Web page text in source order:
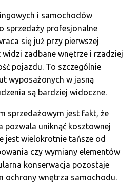
i samochodów
sprzedaży profesjonalne
się już przy pierwszej
widzi zadbane wnętrze i rzadziej
pojazdu. To szczególnie
wyposażonych w jasną
są bardziej widoczne.
sprzedażowym jest fakt, że
pozwala uniknąć kosztownej
jest wielokrotnie tańsze od
czy wymiany elementów
konserwacja pozostaje
ochrony wnętrza samochodu.